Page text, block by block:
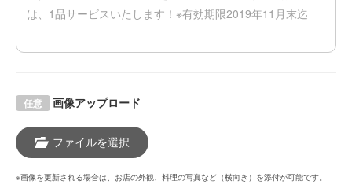
画像アップロード
任意
ファイルを選択
※画像を更新される場合は、お店の外観、料理の写真など（横向き）を添付が可能です。